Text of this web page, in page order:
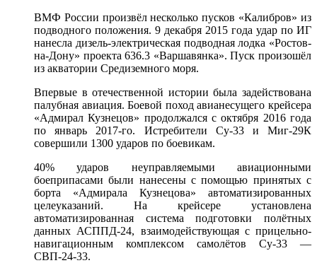
ВМФ России произвёл несколько пусков «Калибров» из
подводного положения. 9 декабря 2015 года удар по ИГ
нанесла дизель-электрическая подводная лодка «Ростов-
на-Дону» проекта 636.3 «Варшавянка». Пуск произошёл
из акватории Средиземного моря.
Впервые в отечественной истории была задействована
палубная авиация. Боевой поход авианесущего крейсера
«Адмирал Кузнецов» продолжался с октября 2016 года
по январь 2017-го. Истребители Су-33 и Миг-29К
совершили 1300 ударов по боевикам.
40% ударов неуправляемыми авиационными
боеприпасами были нанесены с помощью принятых с
борта «Адмирала Кузнецова» автоматизированных
целеуказаний. На крейсере установлена
автоматизированная система подготовки полётных
данных АСППД-24, взаимодействующая с прицельно-
навигационным комплексом самолётов Су-33 —
СВП-24-33.